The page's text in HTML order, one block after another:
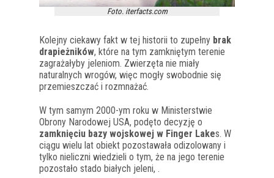
Foto. iterfacts.com
Kolejny ciekawy fakt w tej historii to zupełny brak
drapieżników, które na tym zamkniętym terenie
zagrażałyby jeleniom. Zwierzęta nie miały
naturalnych wrogów, więc mogły swobodnie się
przemieszczać i rozmnażać.
W tym samym 2000-ym roku w Ministerstwie
Obrony Narodowej USA, podęto decyzję o
zamknięciu bazy wojskowej w Finger Lakes. W
ciągu wielu lat obiekt pozostawała odizolowany i
tylko nieliczni wiedzieli o tym, że na jego terenie
pozostało stado białych jeleni, .